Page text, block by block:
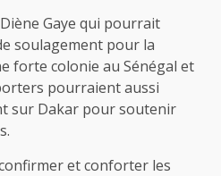
Gaye qui pourrait
soulagement pour la
forte colonie au Sénégal et
pourraient aussi
sur Dakar pour soutenir
et conforter les